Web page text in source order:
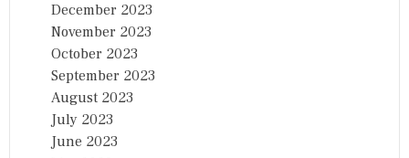
December 2023
November 2023
October 2023
September 2023
August 2023
July 2023
June 2023